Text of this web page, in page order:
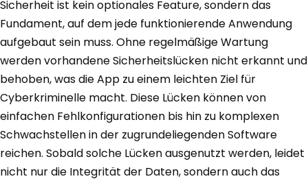
Sicherheit ist kein optionales Feature, sondern das
Fundament, auf dem jede funktionierende Anwendung
aufgebaut sein muss. Ohne regelmäßige Wartung
werden vorhandene Sicherheitslücken nicht erkannt und
behoben, was die App zu einem leichten Ziel für
Cyberkriminelle macht. Diese Lücken können von
einfachen Fehlkonfigurationen bis hin zu komplexen
Schwachstellen in der zugrundeliegenden Software
reichen. Sobald solche Lücken ausgenutzt werden, leidet
nicht nur die Integrität der Daten, sondern auch das